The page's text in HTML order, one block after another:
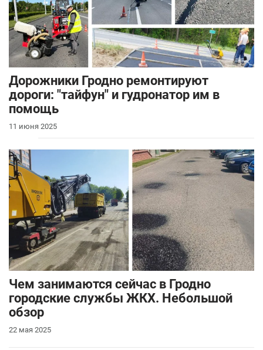
Дорожники Гродно ремонтируют
дороги: "тайфун" и гудронатор им в
помощь
11 июня 2025
Чем занимаются сейчас в Гродно
городские службы ЖКХ. Небольшой
обзор
22 мая 2025